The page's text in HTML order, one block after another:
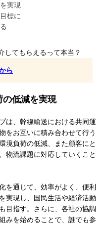
実現
標に
してもらえるって本当？
ら
の低減を実現
は、幹線輸送における共同運
をお互いに積み合わせて行う
境負荷の低減、また顧客にと
物流課題に対応していくこと
を通じて、効率がよく、便利
実現し、国民生活や経済活動
目指す。さらに、各社の協調
みを始めることで、誰でも参